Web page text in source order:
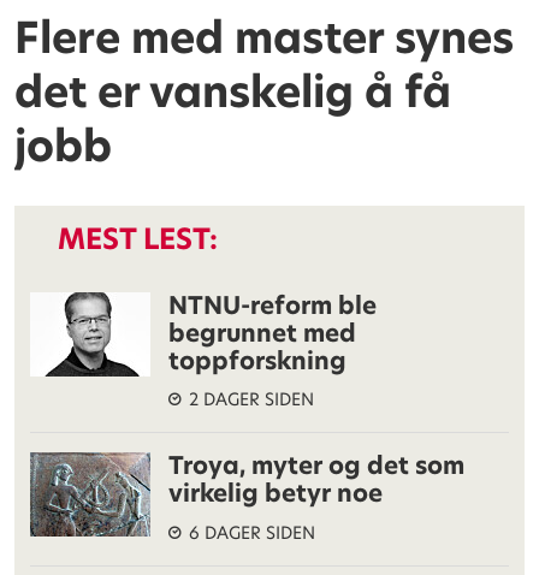
Flere med master synes
det er vanskelig å få
jobb
MEST LEST:
NTNU-reform ble
begrunnet med
toppforskning
2 DAGER SIDEN
Troya, myter og det som
virkelig betyr noe
6 DAGER SIDEN